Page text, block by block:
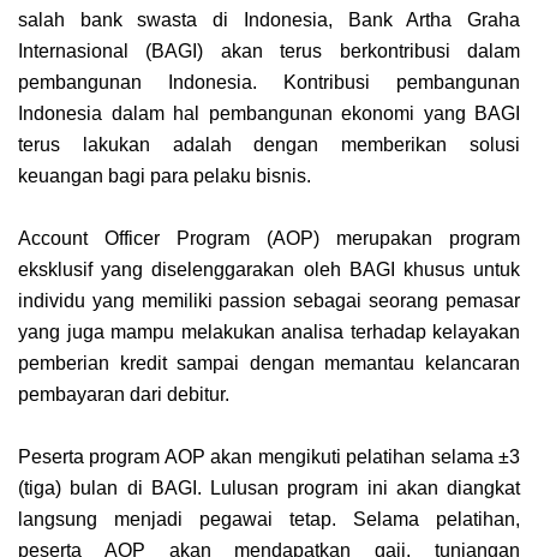
salah bank swasta di Indonesia, Bank Artha Graha
Internasional (BAGI) akan terus berkontribusi dalam
pembangunan Indonesia. Kontribusi pembangunan
Indonesia dalam hal pembangunan ekonomi yang BAGI
terus lakukan adalah dengan memberikan solusi
keuangan bagi para pelaku bisnis.
Account Officer Program (AOP) merupakan program
eksklusif yang diselenggarakan oleh BAGI khusus untuk
individu yang memiliki passion sebagai seorang pemasar
yang juga mampu melakukan analisa terhadap kelayakan
pemberian kredit sampai dengan memantau kelancaran
pembayaran dari debitur.
Peserta program AOP akan mengikuti pelatihan selama ±3
(tiga) bulan di BAGI. Lulusan program ini akan diangkat
langsung menjadi pegawai tetap. Selama pelatihan,
peserta AOP akan mendapatkan gaji, tunjangan